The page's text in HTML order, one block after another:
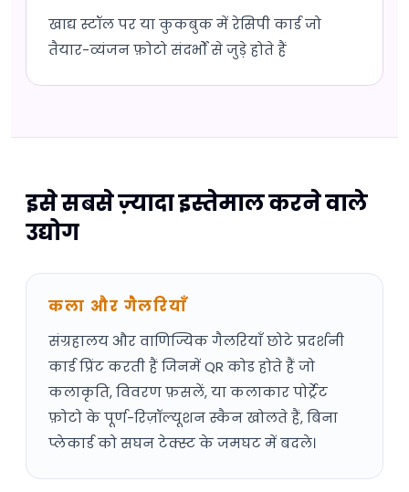
खाद्य स्टॉल पर या कुकबुक में रेसिपी कार्ड जो
तैयार-व्यंजन फ़ोटो संदर्भों से जुड़े होते हैं
इसे सबसे ज़्यादा इस्तेमाल करने वाले
उद्योग
कला और गैलरियाँ
संग्रहालय और वाणिज्यिक गैलरियाँ छोटे प्रदर्शनी
कार्ड प्रिंट करती हैं जिनमें QR कोड होते हैं जो
कलाकृति, विवरण फ़सलें, या कलाकार पोर्ट्रेट
फ़ोटो के पूर्ण-रिज़ॉल्यूशन स्कैन खोलते हैं, बिना
प्लेकार्ड को सघन टेक्स्ट के जमघट में बदले।